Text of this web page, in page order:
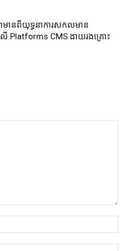
មានពីយុទ្ធនាការសកលមាន
Platforms CMS ងាយរងគ្រោះ